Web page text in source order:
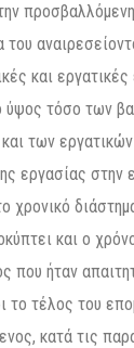
και
τόσο των
των
εργασίας στην
και ο
ήταν
τέλος του
κατά τις